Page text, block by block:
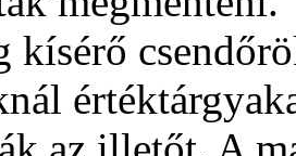
kísérő